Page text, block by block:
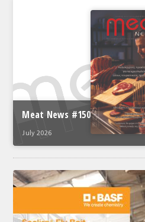
Meat News #150
July 2026